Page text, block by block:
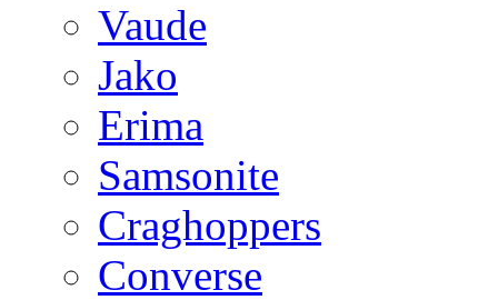
Vaude
Jako
Erima
Samsonite
Craghoppers
Converse